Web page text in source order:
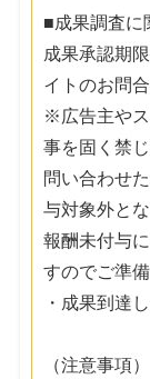
■成果調査に
成果承認期
イトのお問
※広告主や
事を固く禁じ
問い合わせ
与対象外と
報酬未付与
すのでご準備
・成果到達
（注意事項）